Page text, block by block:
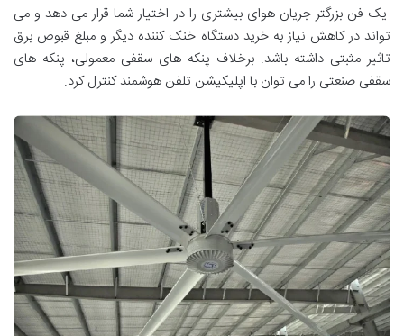
یک فن بزرگتر جریان هوای بیشتری را در اختیار شما قرار می دهد و می
تواند در کاهش نیاز به خرید دستگاه خنک کننده دیگر و مبلغ قبوض برق
تاثیر مثبتی داشته باشد. برخلاف پنکه های سقفی معمولی، پنکه های
سقفی صنعتی را می توان با اپلیکیشن تلفن هوشمند کنترل کرد.